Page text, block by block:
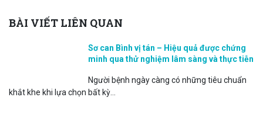
BÀI VIẾT LIÊN QUAN
Sơ can Bình vị tán – Hiệu quả được chứng
minh qua thử nghiệm lâm sàng và thực tiễn
Người bệnh ngày càng có những tiêu chuẩn
khắt khe khi lựa chọn bất kỳ...